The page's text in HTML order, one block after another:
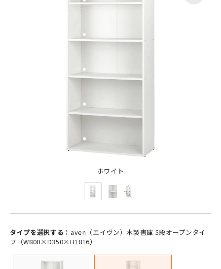
ホワイト
タイプを選択する： aven（エイヴン）木製書庫 5段オープンタイ
プ（W800×D350×H1816）